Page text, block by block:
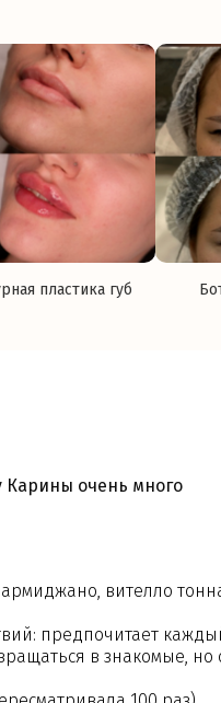
пластика губ
Карины очень много
вителло
предпочитает
в знакомые, но